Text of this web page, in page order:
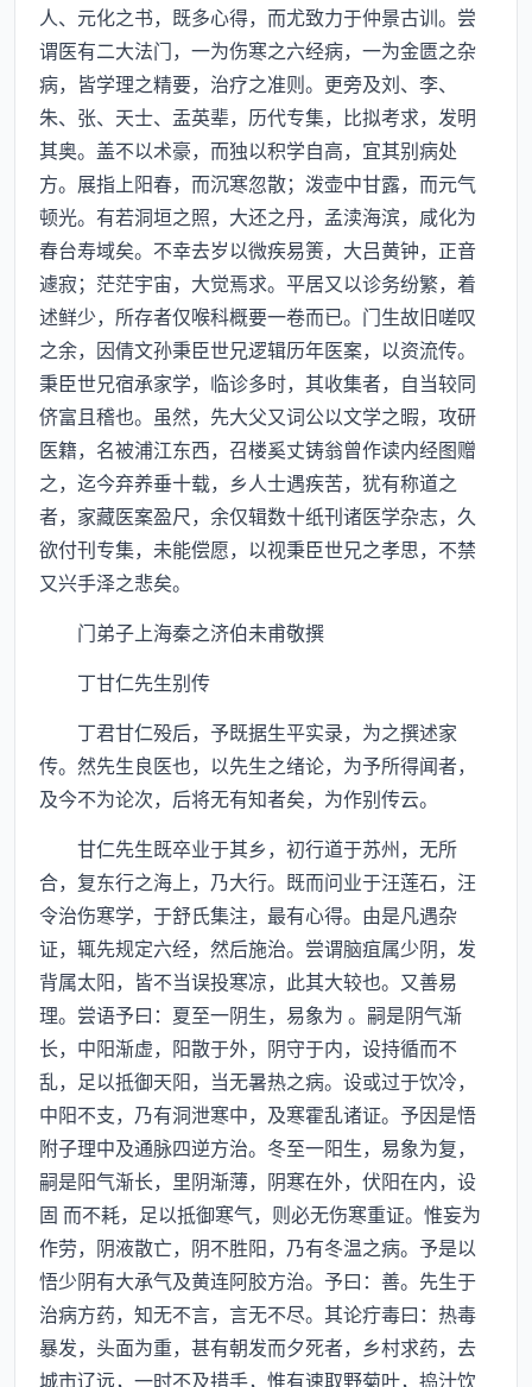
人、元化之书，既多心得，而尤致力于仲景古训。尝
谓医有二大法门，一为伤寒之六经病，一为金匮之杂
病，皆学理之精要，治疗之准则。更旁及刘、李、
朱、张、天士、盂英辈，历代专集，比拟考求，发明
其奥。盖不以术豪，而独以积学自高，宜其别病处
方。展指上阳春，而沉寒忽散；泼壶中甘露，而元气
顿光。有若洞垣之照，大还之丹，孟渎海滨，咸化为
春台寿域矣。不幸去岁以微疾易箦，大吕黄钟，正音
遽寂；茫茫宇宙，大觉焉求。平居又以诊务纷繁，着
述鲜少，所存者仅喉科概要一卷而已。门生故旧嗟叹
之余，因倩文孙秉臣世兄逻辑历年医案，以资流传。
秉臣世兄宿承家学，临诊多时，其收集者，自当较同
侪富且稽也。虽然，先大父又词公以文学之暇，攻研
医籍，名被浦江东西，召楼奚丈铸翁曾作读内经图赠
之，迄今弃养垂十载，乡人士遇疾苦，犹有称道之
者，家藏医案盈尺，余仅辑数十纸刊诸医学杂志，久
欲付刊专集，未能偿愿，以视秉臣世兄之孝思，不禁
又兴手泽之悲矣。
门弟子上海秦之济伯未甫敬撰
丁甘仁先生别传
丁君甘仁殁后，予既据生平实录，为之撰述家
传。然先生良医也，以先生之绪论，为予所得闻者，
及今不为论次，后将无有知者矣，为作别传云。
甘仁先生既卒业于其乡，初行道于苏州，无所
合，复东行之海上，乃大行。既而问业于汪莲石，汪
令治伤寒学，于舒氏集注，最有心得。由是凡遇杂
证，辄先规定六经，然后施治。尝谓脑疽属少阴，发
背属太阳，皆不当误投寒凉，此其大较也。又善易
理。尝语予曰：夏至一阴生，易象为 。嗣是阴气渐
长，中阳渐虚，阳散于外，阴守于内，设持循而不
乱，足以抵御天阳，当无暑热之病。设或过于饮冷，
中阳不支，乃有洞泄寒中，及寒霍乱诸证。予因是悟
附子理中及通脉四逆方治。冬至一阳生，易象为复，
嗣是阳气渐长，里阴渐薄，阴寒在外，伏阳在内，设
固 而不耗，足以抵御寒气，则必无伤寒重证。惟妄为
作劳，阴液散亡，阴不胜阳，乃有冬温之病。予是以
悟少阴有大承气及黄连阿胶方治。予曰：善。先生于
治病方药，知无不言，言无不尽。其论疔毒曰：热毒
暴发，头面为重，甚有朝发而夕死者，乡村求药，去
城市辽远，一时不及措手，惟有速取野菊叶，捣汁饮